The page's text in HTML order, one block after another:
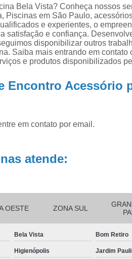
para
de
de
Filtro para
Filtro
Bela Vista? Conheça nossos
Piscinas em São Paulo,
e experientes, o
satisfação e confiança.
disponibilizar outros
Saiba mais entrando em contato
e produtos disponibilizados
Encontro Acessório
em contato por email.
atende:
OESTE ZONA SUL
Bela Vista Bom Retiro
Higienópolis Jardim